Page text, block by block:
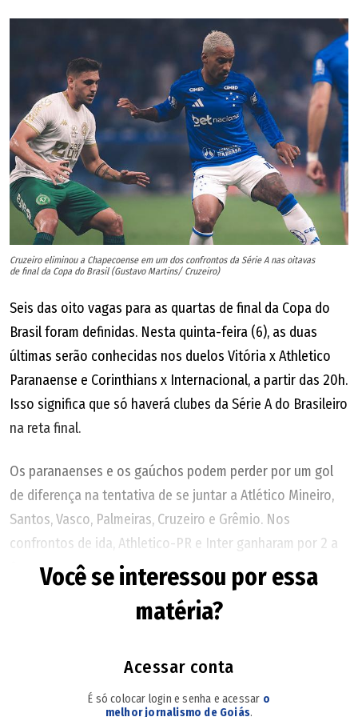
Cruzeiro eliminou a Chapecoense em um dos confrontos da Série A nas oitavas
de final da Copa do Brasil (Gustavo Martins/ Cruzeiro)
Seis das oito vagas para as quartas de final da Copa do
Brasil foram definidas. Nesta quinta-feira (6), as duas
últimas serão conhecidas nos duelos Vitória x Athletico
Paranaense e Corinthians x Internacional, a partir das 20h.
Isso significa que só haverá clubes da Série A do Brasileiro
na reta final.
Os paranaenses e os gaúchos podem perder por um gol
de diferença na tentativa de se juntar a Atlético Mineiro,
Santos, Vasco, Palmeiras, Cruzeiro e Grêmio. Nos
confrontos de ida, Athletico-PR e Inter ganharam por 2 a
terminado em 0 a 0, os ataques lembraram o caminho do
Você se interessou por essa
matéria?
Acessar conta
É só colocar login e senha e acessar o
melhor jornalismo de Goiás.